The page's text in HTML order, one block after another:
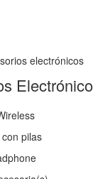
electrónicos
pilas